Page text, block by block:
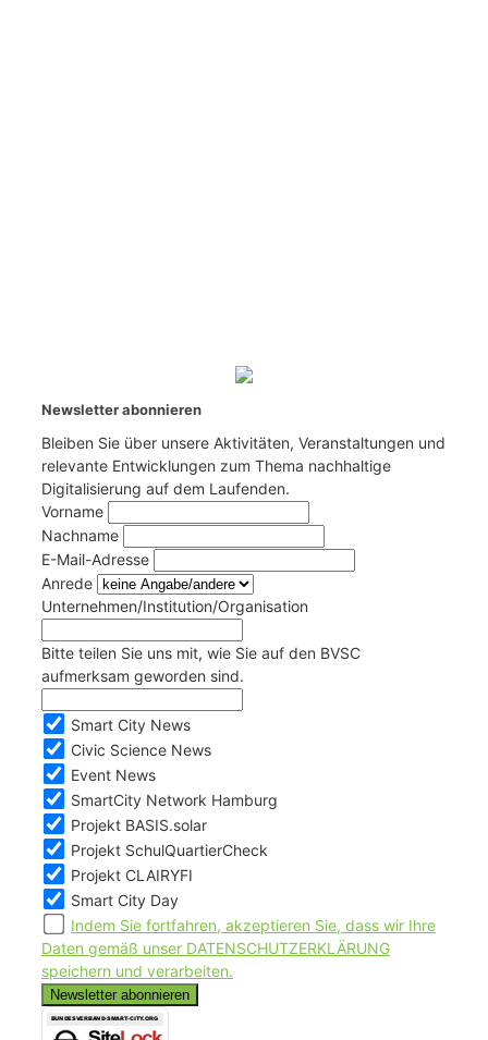
Newsletter abonnieren
Bleiben Sie über unsere Aktivitäten, Veranstaltungen und
relevante Entwicklungen zum Thema nachhaltige
Digitalisierung auf dem Laufenden.
Vorname
Nachname
E-Mail-Adresse
Anrede
Unternehmen/Institution/Organisation
Bitte teilen Sie uns mit, wie Sie auf den BVSC
aufmerksam geworden sind.
Smart City News
Civic Science News
Event News
SmartCity Network Hamburg
Projekt BASIS.solar
Projekt SchulQuartierCheck
Projekt CLAIRYFI
Smart City Day
Indem Sie fortfahren, akzeptieren Sie, dass wir Ihre
Daten gemäß unser DATENSCHUTZERKLÄRUNG
speichern und verarbeiten.